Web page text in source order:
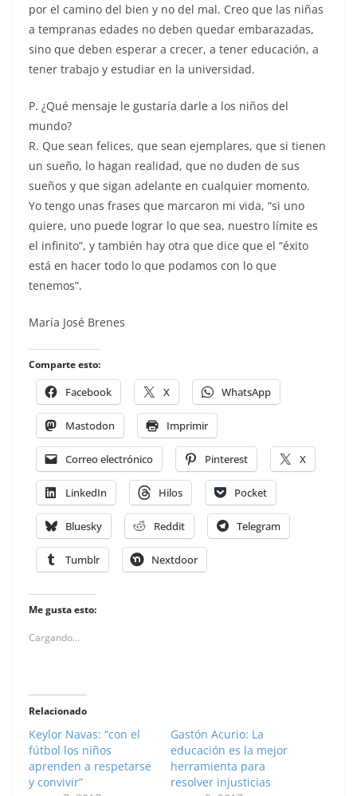
por el camino del bien y no del mal. Creo que las niñas
a tempranas edades no deben quedar embarazadas,
sino que deben esperar a crecer, a tener educación, a
tener trabajo y estudiar en la universidad.
P. ¿Qué mensaje le gustaría darle a los niños del
mundo?
R. Que sean felices, que sean ejemplares, que si tienen
un sueño, lo hagan realidad, que no duden de sus
sueños y que sigan adelante en cualquier momento.
Yo tengo unas frases que marcaron mi vida, “si uno
quiere, uno puede lograr lo que sea, nuestro límite es
el infinito”, y también hay otra que dice que el “éxito
está en hacer todo lo que podamos con lo que
tenemos”.
María José Brenes
Comparte esto:
Facebook X WhatsApp
Mastodon Imprimir
Correo electrónico Pinterest X
LinkedIn Hilos Pocket
Bluesky Reddit Telegram
Tumblr Nextdoor
Me gusta esto:
Cargando...
Relacionado
Keylor Navas: “con el
fútbol los niños
aprenden a respetarse
y convivir”
Gastón Acurio: La
educación es la mejor
herramienta para
resolver injusticias